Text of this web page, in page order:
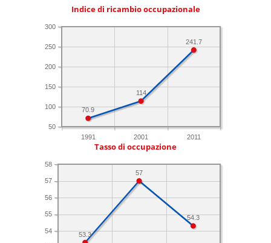
Indice di ricambio occupazionale
1991 2001 2011
50
100
150
200
250
300
241.7
114
70.9
Tasso di occupazione
54
55
56
57
58
54.3
57
53.3